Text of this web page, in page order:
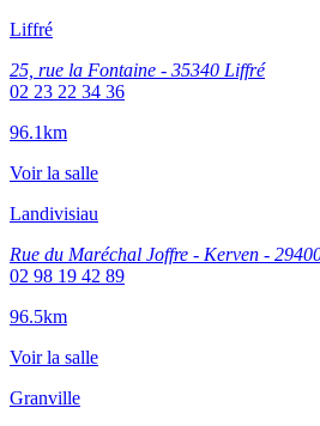
Liffré
25, rue la Fontaine - 35340 Liffré
02 23 22 34 36
96.1km
Voir la salle
Landivisiau
Rue du Maréchal Joffre - Kerven -
02 98 19 42 89
96.5km
Voir la salle
Granville